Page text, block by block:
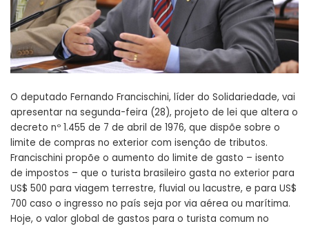
O deputado Fernando Francischini, líder do Solidariedade, vai
apresentar na segunda-feira (28), projeto de lei que altera o
decreto nº 1.455 de 7 de abril de 1976, que dispõe sobre o
limite de compras no exterior com isenção de tributos.
Francischini propõe o aumento do limite de gasto – isento
de impostos – que o turista brasileiro gasta no exterior para
US$ 500 para viagem terrestre, fluvial ou lacustre, e para US$
700 caso o ingresso no país seja por via aérea ou marítima.
Hoje, o valor global de gastos para o turista comum no